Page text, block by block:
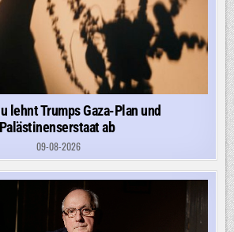
lehnt Trumps Gaza-Plan und
Palästinenserstaat ab
09-08-2026